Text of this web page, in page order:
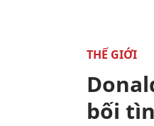
THẾ GIỚI
bối